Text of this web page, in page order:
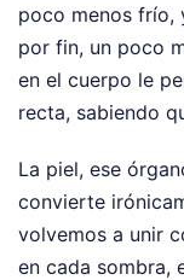
poco menos frío,
por fin, un poco
en el cuerpo le
recta, sabiendo
La piel, ese
convierte
volvemos a unir
en cada sombra,